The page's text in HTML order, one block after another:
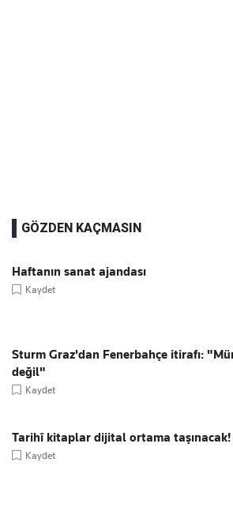
GÖZDEN KAÇMASIN
Haftanın sanat ajandası
Kaydet
Sturm Graz'dan Fenerbahçe itirafı:
değil"
Kaydet
Tarihî kitaplar dijital ortama taşınacak!
Kaydet